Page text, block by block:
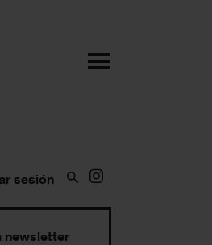
sesión
newsletter